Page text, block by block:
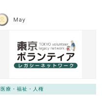
May
医療・福祉・人権